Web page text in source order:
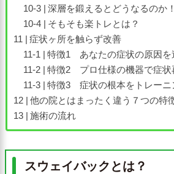
深層を鍛えるとどうなるのか
そもそも楽トレとは？
症状ヶ所を触らず改善
特徴1 あなたの症状の原因を
特徴2 プロ仕様の機器で症状
特徴3 症状の根本をトレーニ
他の院とはまったく違う７つの特
施術の流れ
スウェイバックとは？